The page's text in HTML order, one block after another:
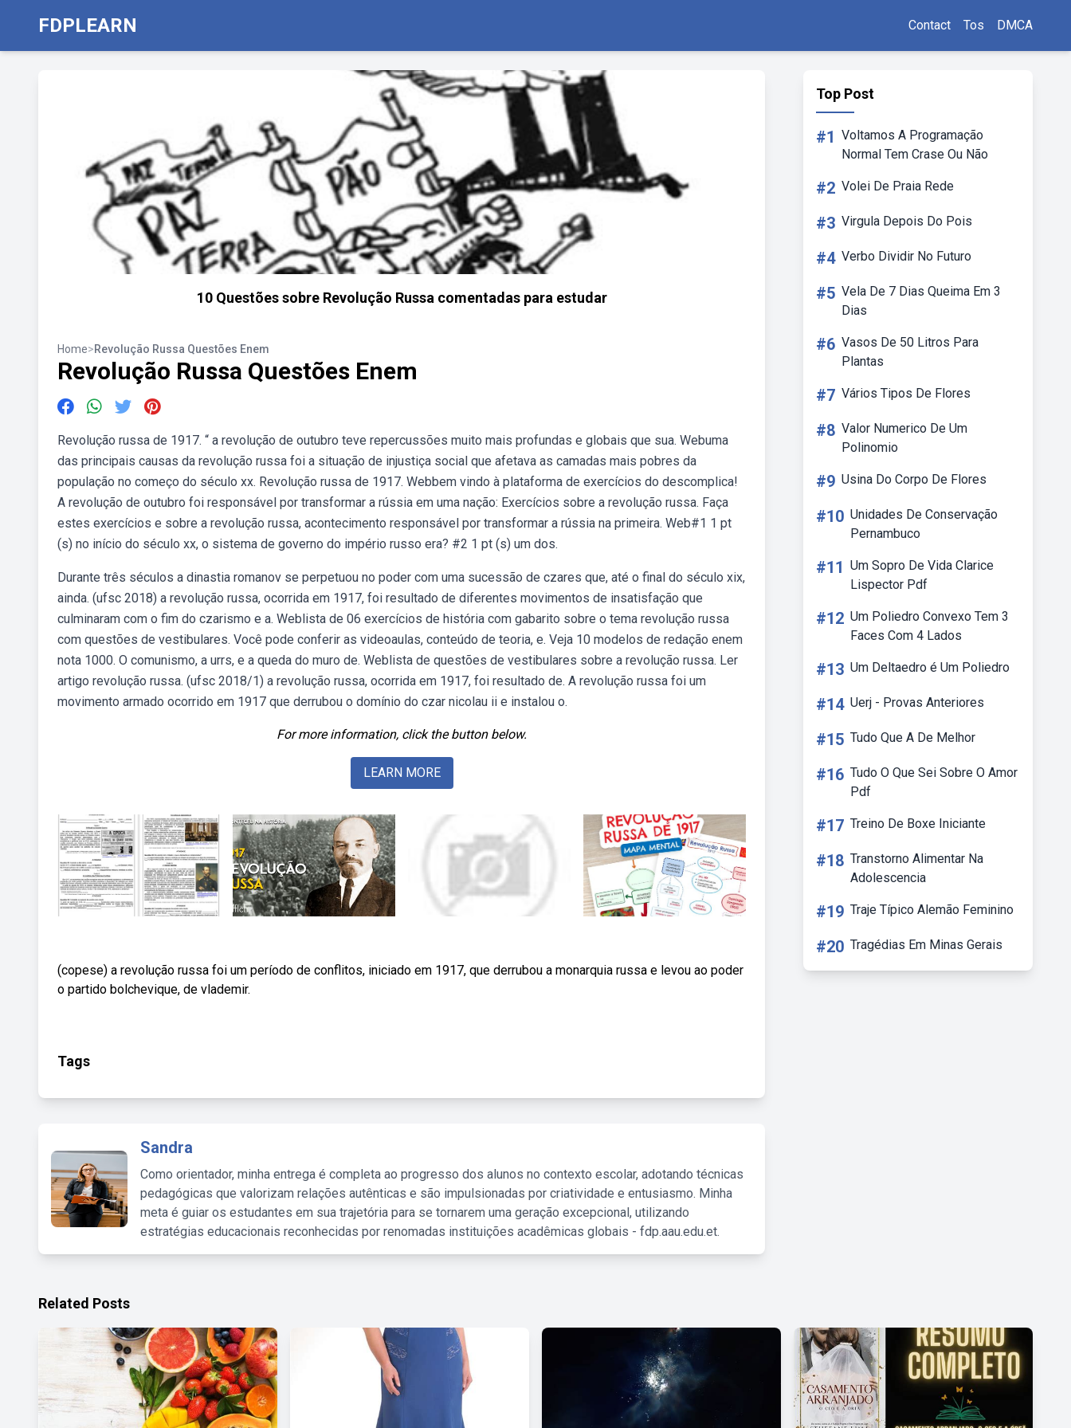
FDPLEARN Contact Tos DMCA
10 Questões sobre Revolução Russa comentadas para estudar
Home>Revolução Russa Questões Enem
Revolução Russa Questões Enem
Revolução russa de 1917. “ a revolução de outubro teve repercussões muito mais profundas e globais que sua. Webuma
das principais causas da revolução russa foi a situação de injustiça social que afetava as camadas mais pobres da
população no começo do século xx. Revolução russa de 1917. Webbem vindo à plataforma de exercícios do descomplica!
A revolução de outubro foi responsável por transformar a rússia em uma nação: Exercícios sobre a revolução russa. Faça
estes exercícios e sobre a revolução russa, acontecimento responsável por transformar a rússia na primeira. Web#1 1 pt
(s) no início do século xx, o sistema de governo do império russo era? #2 1 pt (s) um dos.
Durante três séculos a dinastia romanov se perpetuou no poder com uma sucessão de czares que, até o final do século xix,
ainda. (ufsc 2018) a revolução russa, ocorrida em 1917, foi resultado de diferentes movimentos de insatisfação que
culminaram com o fim do czarismo e a. Weblista de 06 exercícios de história com gabarito sobre o tema revolução russa
com questões de vestibulares. Você pode conferir as videoaulas, conteúdo de teoria, e. Veja 10 modelos de redação enem
nota 1000. O comunismo, a urrs, e a queda do muro de. Weblista de questões de vestibulares sobre a revolução russa. Ler
artigo revolução russa. (ufsc 2018/1) a revolução russa, ocorrida em 1917, foi resultado de. A revolução russa foi um
movimento armado ocorrido em 1917 que derrubou o domínio do czar nicolau ii e instalou o.
For more information, click the button below.
LEARN MORE
(copese) a revolução russa foi um período de conflitos, iniciado em 1917, que derrubou a monarquia russa e levou ao poder
o partido bolchevique, de vlademir.
Tags
Sandra
Como orientador, minha entrega é completa ao progresso dos alunos no contexto escolar, adotando técnicas
pedagógicas que valorizam relações autênticas e são impulsionadas por criatividade e entusiasmo. Minha
meta é guiar os estudantes em sua trajetória para se tornarem uma geração excepcional, utilizando
estratégias educacionais reconhecidas por renomadas instituições acadêmicas globais - fdp.aau.edu.et.
Top Post
#1 Voltamos A Programação
Normal Tem Crase Ou Não
#2 Volei De Praia Rede
#3 Virgula Depois Do Pois
#4 Verbo Dividir No Futuro
#5 Vela De 7 Dias Queima Em 3
Dias
#6 Vasos De 50 Litros Para
Plantas
#7 Vários Tipos De Flores
#8 Valor Numerico De Um
Polinomio
#9 Usina Do Corpo De Flores
#10 Unidades De Conservação
Pernambuco
#11 Um Sopro De Vida Clarice
Lispector Pdf
#12 Um Poliedro Convexo Tem 3
Faces Com 4 Lados
#13 Um Deltaedro é Um Poliedro
#14 Uerj - Provas Anteriores
#15 Tudo Que A De Melhor
#16 Tudo O Que Sei Sobre O Amor
Pdf
#17 Treino De Boxe Iniciante
#18 Transtorno Alimentar Na
Adolescencia
#19 Traje Típico Alemão Feminino
#20 Tragédias Em Minas Gerais
Related Posts